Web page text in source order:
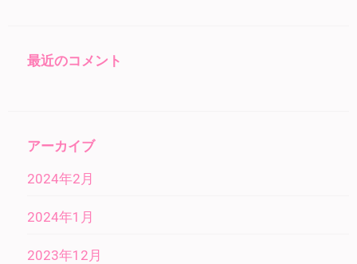
最近のコメント
アーカイブ
2024年2月
2024年1月
2023年12月